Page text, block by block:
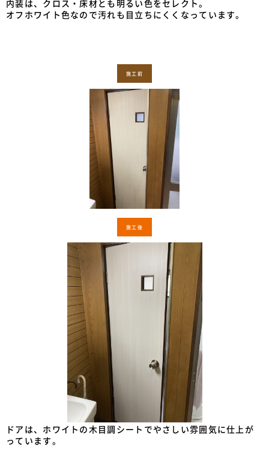
内装は、クロス・床材とも明るい色をセレクト。
オフホワイト色なので汚れも目立ちにくくなっています。
施工前
施工後
ドアは、ホワイトの木目調シートでやさしい雰囲気に仕上が
っています。